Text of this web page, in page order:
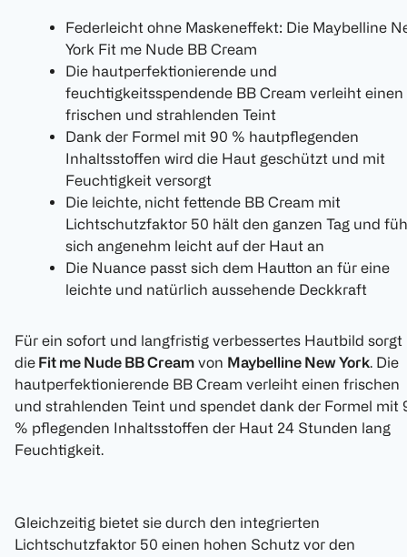
Federleicht ohne Maskeneffekt: Die Maybelline
York Fit me Nude BB Cream
Die hautperfektionierende und
feuchtigkeitsspendende BB Cream verleiht einen
frischen und strahlenden Teint
Dank der Formel mit 90 % hautpflegenden
Inhaltsstoffen wird die Haut geschützt und mit
Feuchtigkeit versorgt
Die leichte, nicht fettende BB Cream mit
Lichtschutzfaktor 50 hält den ganzen Tag und
sich angenehm leicht auf der Haut an
Die Nuance passt sich dem Hautton an für eine
leichte und natürlich aussehende Deckkraft
Für ein sofort und langfristig verbessertes Hautbild sorgt
die Fit me Nude BB Cream von Maybelline New York. Die
hautperfektionierende BB Cream verleiht einen frischen
und strahlenden Teint und spendet dank der Formel mit
% pflegenden Inhaltsstoffen der Haut 24 Stunden lang
Feuchtigkeit.
Gleichzeitig bietet sie durch den integrierten
Lichtschutzfaktor 50 einen hohen Schutz vor den